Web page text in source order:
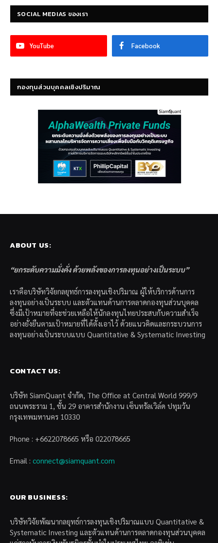
SOCIAL MEDIAS ของเรา
YouTube Facebook
กองทุนส่วนบุคคลเชิงปริมาณ
ABOUT US:
“ยกระดับความมั่งคั่ง ด้วยพลังของการลงทุนอย่างเป็นระบบ”
เราคือบริษัทวิจัยกลยุทธ์การลงทุนเชิงปริมาณ ผู้ให้บริการด้านการ
ลงทุนอย่างเป็นระบบ และตัวแทนด้านการตลาดกองทุนส่วนบุคคล
ซึ่งมีเป้าหมายที่จะช่วยเหลือให้นักลงทุนไทยประสบกับความสำเร็จ
อย่างยั่งยืนตามเป้าหมายที่ได้ตั้งเอาไว้ ด้วยแนวคิดและกระบวนการ
ลงทุนอย่างเป็นระบบแบบ Quantitative & Systematic Investing
CONTACT US:
บริษัท SiamQuant จำกัด, The Office at Central World 999/9
ถนนพระราม 1, ชั้น 29 อาคารสำนักงาน เซ็นทรัลเวิล์ด ปทุมวัน
กรุงเทพมหานคร 10330
Phone : +6622078665 หรือ 022078665
Email : connect@siamquant.com
OUR BUSINESS:
บริษัทวิจัยพัฒนากลยุทธ์การลงทุนเชิงปริมาณแบบ Quantitative &
Systematic Investing และตัวแทนด้านการตลาดกองทุนส่วนบุคคล